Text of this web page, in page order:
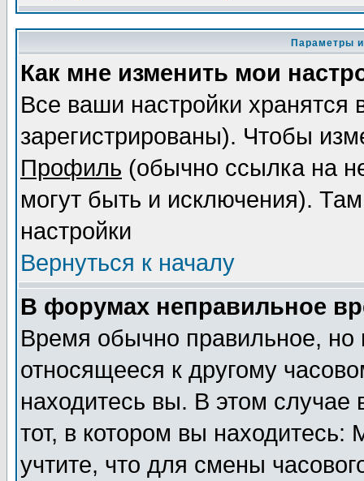
Параметры
Как мне изменить мои
Все ваши настройки
зарегистрированы). Чтобы
Профиль (обычно ссылка на
могут быть и исключения).
настройки
Вернуться к началу
В форумах неправильное
Время обычно правильное,
относящееся к другому
находитесь вы. В этом
тот, в котором вы
учтите, что для смены